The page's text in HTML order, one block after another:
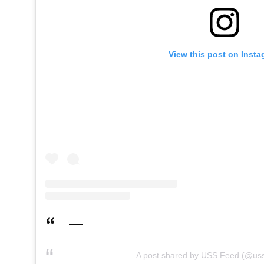
View this post on
A post shared by USS Feed